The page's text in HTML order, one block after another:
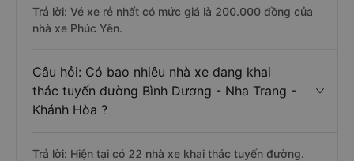
Trả lời: Vé xe rẻ nhất có mức giá là 200.000 đồng của
nhà xe Phúc Yên.
Câu hỏi: Có bao nhiêu nhà xe đang khai
thác tuyến đường Bình Dương - Nha Trang -
Khánh Hòa ?
Trả lời: Hiện tại có 22 nhà xe khai thác tuyến đường.